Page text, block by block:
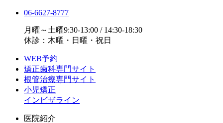
06-6627-8777
月曜～土曜9:30-13:00 / 14:30-18:30
休診：木曜・日曜・祝日
WEB予約
矯正歯科専門サイト
根管治療専門サイト
小児矯正
インビザライン
医院紹介